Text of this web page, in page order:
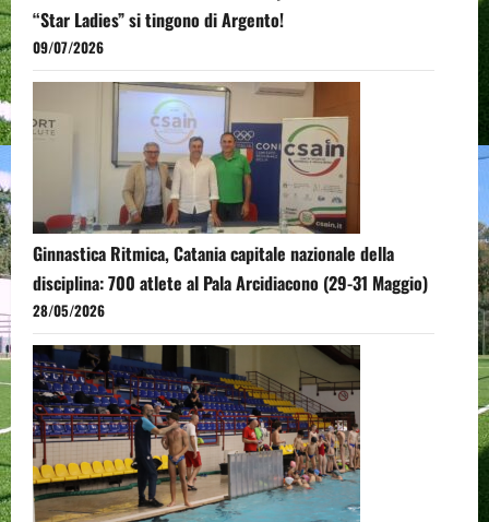
“Star Ladies” si tingono di Argento!
09/07/2026
Ginnastica Ritmica, Catania capitale nazionale della
disciplina: 700 atlete al Pala Arcidiacono (29-31 Maggio)
28/05/2026